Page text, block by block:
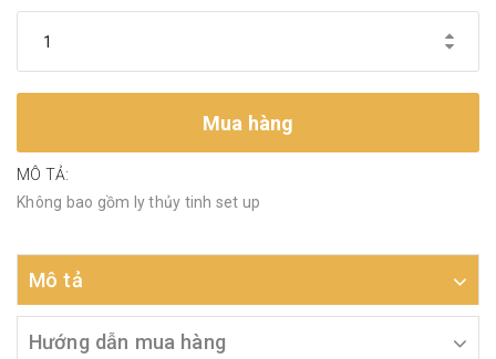
Mua hàng
MÔ TẢ:
Không bao gồm ly thủy tinh set up
Mô tả
Hướng dẫn mua hàng